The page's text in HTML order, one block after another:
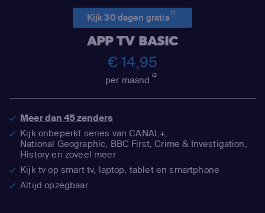
Kijk 30 dagen gratis(1)
APP TV BASIC
€ 14,95
per maand(2)
Meer dan 45 zenders
Kijk onbeperkt series van CANAL+,
National Geographic, BBC First, Crime & Investigation,
History en zoveel meer
Kijk tv op smart tv, laptop, tablet en smartphone
Altijd opzegbaar